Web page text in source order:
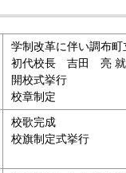
学制改革に伴い調布
初代校長 吉田 亮
開校式挙行
校章制定
校歌完成
校旗制定式挙行